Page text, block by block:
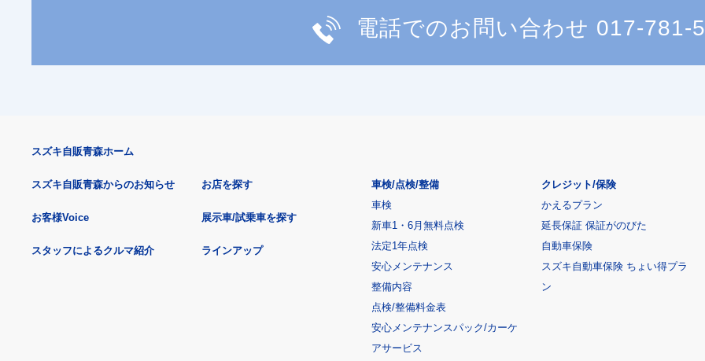
電話でのお問い合わせ 017-781-
スズキ自販青森ホーム
スズキ自販青森からのお知らせ
お客様Voice
スタッフによるクルマ紹介
お店を探す
展示車/試乗車を探す
ラインアップ
車検/点検/整備
車検
新車1・6月無料点検
法定1年点検
安心メンテナンス
整備内容
点検/整備料金表
安心メンテナンスパック/カーケ
アサービス
クレジット/保険
かえるプラン
延長保証 保証がのびた
自動車保険
スズキ自動車保険 ちょい得プラ
ン